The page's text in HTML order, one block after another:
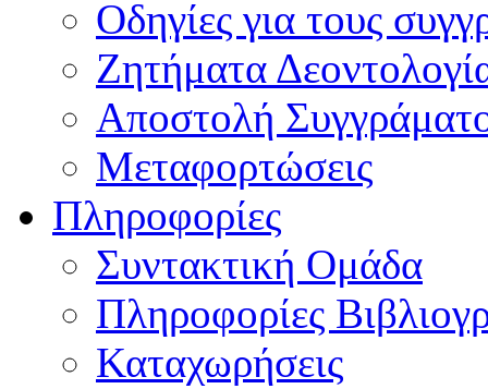
Οδηγίες για τους
Ζητήματα
Αποστολή
Μεταφορτώσεις
Πληροφορίες
Συντακτική Ομάδα
Πληροφορίες
Καταχωρήσεις